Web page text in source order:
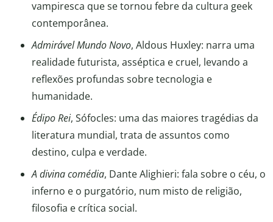
vampiresca que se tornou febre da cultura geek
contemporânea.
Admirável Mundo Novo, Aldous Huxley: narra uma
realidade futurista, asséptica e cruel, levando a
reflexões profundas sobre tecnologia e
humanidade.
Édipo Rei, Sófocles: uma das maiores tragédias da
literatura mundial, trata de assuntos como
destino, culpa e verdade.
A divina comédia, Dante Alighieri: fala sobre o céu, o
inferno e o purgatório, num misto de religião,
filosofia e crítica social.